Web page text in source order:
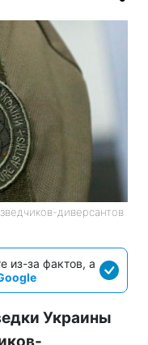
диверсантов
из-за фактов, а
Украины